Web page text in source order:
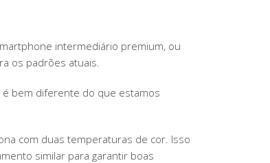
intermediário premium, ou
os padrões atuais.
é bem diferente do que estamos
com duas temperaturas de cor. Isso
similar para garantir boas